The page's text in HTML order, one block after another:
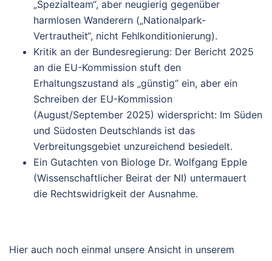
„Spezialteam“, aber neugierig gegenüber
harmlosen Wanderern („Nationalpark-
Vertrautheit“, nicht Fehlkonditionierung).
Kritik an der Bundesregierung: Der Bericht 2025
an die EU-Kommission stuft den
Erhaltungszustand als „günstig“ ein, aber ein
Schreiben der EU-Kommission
(August/September 2025) widerspricht: Im Süden
und Südosten Deutschlands ist das
Verbreitungsgebiet unzureichend besiedelt.
Ein Gutachten von Biologe Dr. Wolfgang Epple
(Wissenschaftlicher Beirat der NI) untermauert
die Rechtswidrigkeit der Ausnahme.
Hier auch noch einmal unsere Ansicht in unserem